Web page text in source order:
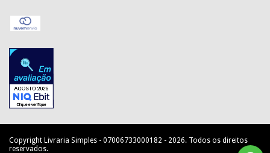
Copyright Livraria Simples - 07006733000182 - 2026. Todos os direitos
reservados.